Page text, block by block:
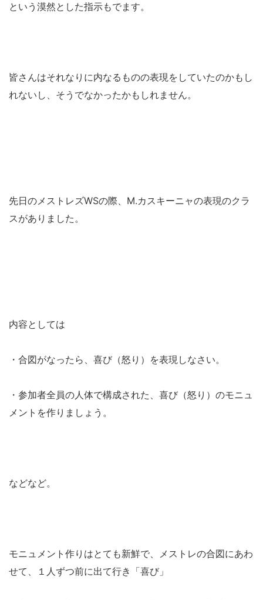
という漠然とした指示もでます。
皆さんはそれなりに内なるものの表現をしていたのかもし
れないし、そうでなかったかもしれません。
先日のメストレズWSの際、M.カスキーニャの表現のクラ
スがありました。
内容としては
・合図がなったら、喜び（怒り）を表現しなさい。
・参加者全員の人体で構成された、喜び（怒り）のモニュ
メントを作りましょう。
などなど。
モニュメント作りはとても新鮮で、メストレの合図にあわ
せて、１人ずつ前に出て行き「喜び」